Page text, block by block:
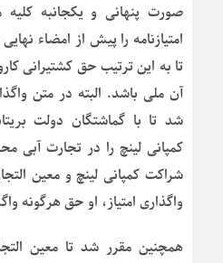
صورت پنهانی و یکجانبه کلیه
امتیازنامه را پیش از امضاء
تا به این ترتیب حق کشتیرانی
آن ملی باشد. البته در متن
شد تا با گماشتگان دولت
کمپانی لینچ را در تجارت آبی
شراکت کمپانی لینچ و معین
واگذاری امتیاز، او حق هرگونه
همچنین مقرر شد تا معین